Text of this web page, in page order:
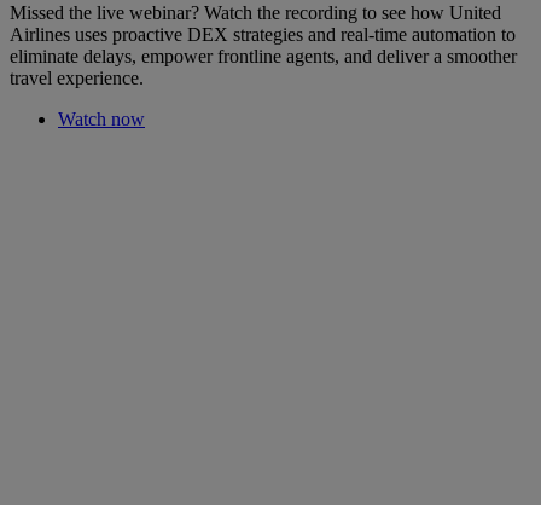
Missed the live webinar? Watch the recording to see how United
Airlines uses proactive DEX strategies and real-time automation to
eliminate delays, empower frontline agents, and deliver a smoother
travel experience.
Watch now